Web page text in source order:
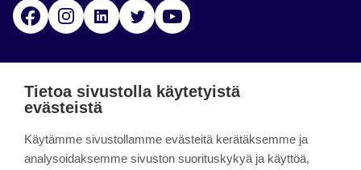
FacebookInstagramLinkedinTwitter
päättynyt 11.9.2023.
Tietoa sivustolla käytetyistä
evästeistä
Käytämme sivustollamme evästeitä kerätäksemme ja
analysoidaksemme sivuston suorituskykyä ja käyttöä,